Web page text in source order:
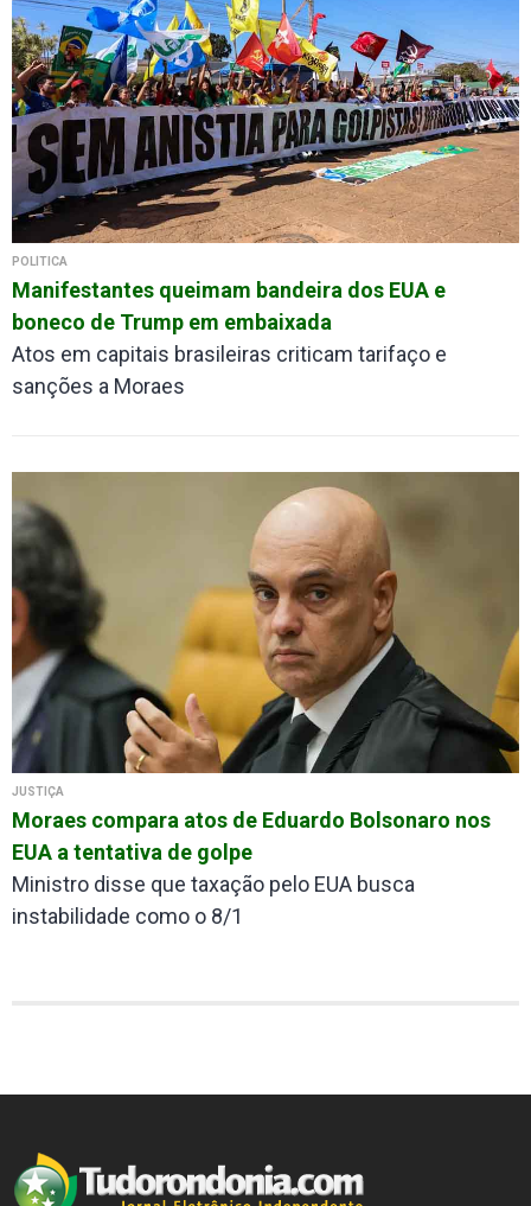
POLÍTICA
Manifestantes queimam bandeira dos EUA e
boneco de Trump em embaixada
Atos em capitais brasileiras criticam tarifaço e
sanções a Moraes
JUSTIÇA
Moraes compara atos de Eduardo Bolsonaro nos
EUA a tentativa de golpe
Ministro disse que taxação pelo EUA busca
instabilidade como o 8/1